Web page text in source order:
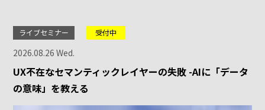
ライブセミナー 受付中
2026.08.26 Wed.
UX不在なセマンティックレイヤーの失敗 -AIに「データ
の意味」を教える